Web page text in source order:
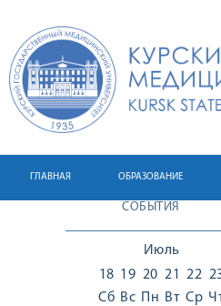
ГЛАВНАЯ ОБРАЗОВАНИЕ
СОБЫТИЯ
Июль
18
Сб
19
Вс
20
Пн
21
Вт
22
Ср